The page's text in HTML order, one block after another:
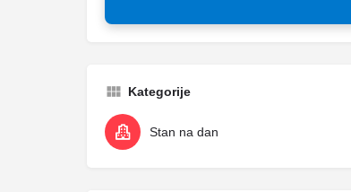
Kategorije
Stan na dan